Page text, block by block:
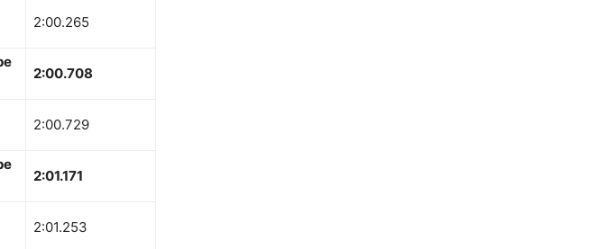
2:00.265
2:00.708
2:00.729
2:01.171
2:01.253